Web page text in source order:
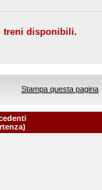
treni disponibili.
Stampa questa pagina